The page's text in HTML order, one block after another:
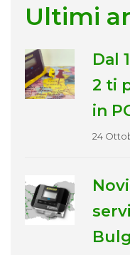
Ultimi
Dal
2 ti
in
24